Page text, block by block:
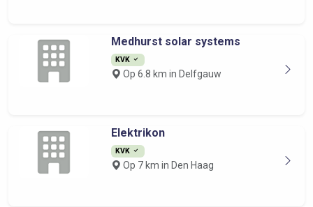
Medhurst solar systems
KVK
Op 6.8 km in Delfgauw
Elektrikon
KVK
Op 7 km in Den Haag